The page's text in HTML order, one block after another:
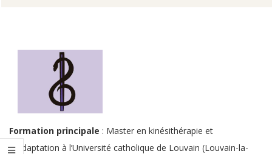
Formation principale : Master en kinésithérapie et
réadaptation à l’Université catholique de Louvain (Louvain-la-